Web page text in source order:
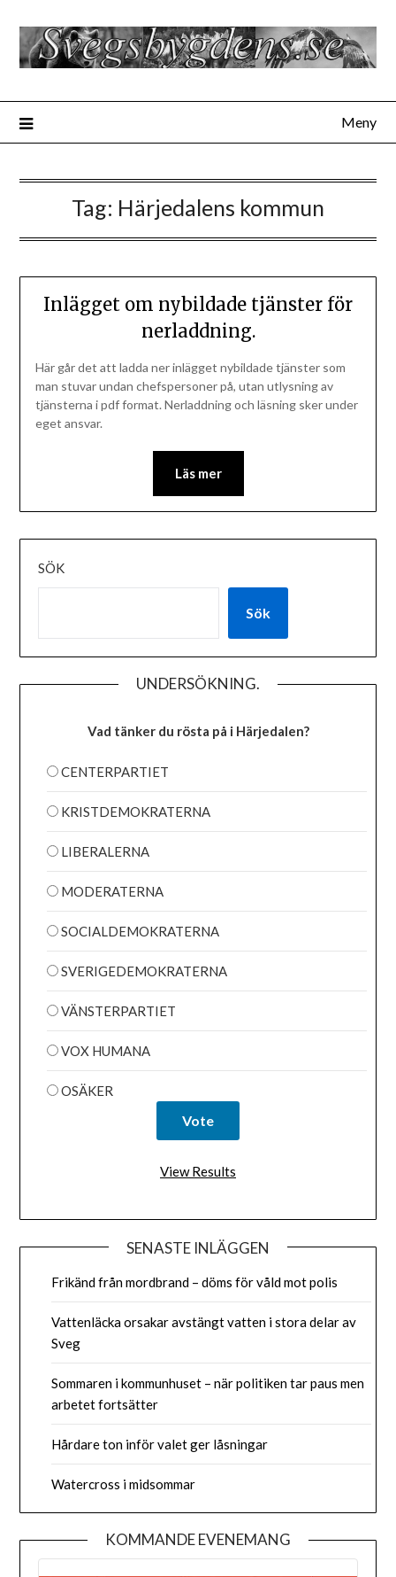
innehåll
Meny
Tag: Härjedalens kommun
Inlägget om nybildade tjänster för
nerladdning.
Här går det att ladda ner inlägget nybildade tjänster som
man stuvar undan chefspersoner på, utan utlysning av
tjänsterna i pdf format. Nerladdning och läsning sker under
eget ansvar.
Läs mer
SÖK
Sök
UNDERSÖKNING.
Vad tänker du rösta på i Härjedalen?
CENTERPARTIET
KRISTDEMOKRATERNA
LIBERALERNA
MODERATERNA
SOCIALDEMOKRATERNA
SVERIGEDEMOKRATERNA
VÄNSTERPARTIET
VOX HUMANA
OSÄKER
View Results
SENASTE INLÄGGEN
Frikänd från mordbrand – döms för våld mot polis
Vattenläcka orsakar avstängt vatten i stora delar av
Sveg
Sommaren i kommunhuset – när politiken tar paus men
arbetet fortsätter
Hårdare ton inför valet ger låsningar
Watercross i midsommar
KOMMANDE EVENEMANG